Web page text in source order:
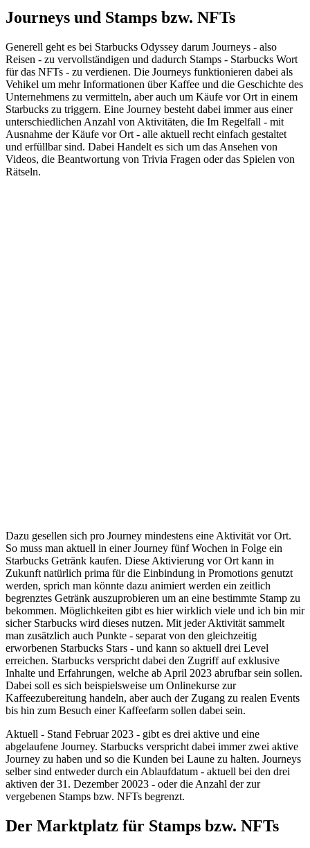
Journeys und Stamps bzw. NFTs
Generell geht es bei Starbucks Odyssey darum Journeys - also
Reisen - zu vervollständigen und dadurch Stamps - Starbucks Wort
für das NFTs - zu verdienen. Die Journeys funktionieren dabei als
Vehikel um mehr Informationen über Kaffee und die Geschichte des
Unternehmens zu vermitteln, aber auch um Käufe vor Ort in einem
Starbucks zu triggern. Eine Journey besteht dabei immer aus einer
unterschiedlichen Anzahl von Aktivitäten, die Im Regelfall - mit
Ausnahme der Käufe vor Ort - alle aktuell recht einfach gestaltet
und erfüllbar sind. Dabei Handelt es sich um das Ansehen von
Videos, die Beantwortung von Trivia Fragen oder das Spielen von
Rätseln.
Dazu gesellen sich pro Journey mindestens eine Aktivität vor Ort.
So muss man aktuell in einer Journey fünf Wochen in Folge ein
Starbucks Getränk kaufen. Diese Aktivierung vor Ort kann in
Zukunft natürlich prima für die Einbindung in Promotions genutzt
werden, sprich man könnte dazu animiert werden ein zeitlich
begrenztes Getränk auszuprobieren um an eine bestimmte Stamp zu
bekommen. Möglichkeiten gibt es hier wirklich viele und ich bin mir
sicher Starbucks wird dieses nutzen. Mit jeder Aktivität sammelt
man zusätzlich auch Punkte - separat von den gleichzeitig
erworbenen Starbucks Stars - und kann so aktuell drei Level
erreichen. Starbucks verspricht dabei den Zugriff auf exklusive
Inhalte und Erfahrungen, welche ab April 2023 abrufbar sein sollen.
Dabei soll es sich beispielsweise um Onlinekurse zur
Kaffeezubereitung handeln, aber auch der Zugang zu realen Events
bis hin zum Besuch einer Kaffeefarm sollen dabei sein.
Aktuell - Stand Februar 2023 - gibt es drei aktive und eine
abgelaufene Journey. Starbucks verspricht dabei immer zwei aktive
Journey zu haben und so die Kunden bei Laune zu halten. Journeys
selber sind entweder durch ein Ablaufdatum - aktuell bei den drei
aktiven der 31. Dezember 20023 - oder die Anzahl der zur
vergebenen Stamps bzw. NFTs begrenzt.
Der Marktplatz für Stamps bzw. NFTs